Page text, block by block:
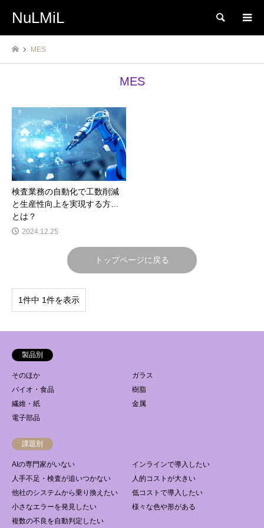
NuLMiL 検索
MES
MES
検査業務の自動化で工数削減
と生産性向上を実現する方法
とは？
2024.12.25
トップページに戻る
1件中 1件を表示
製品別
そのほか
ガラス
バイオ・食品
樹脂
繊維・紙
金属
電子部品
課題別
AIの専門家がいない
インラインで導入したい
人手不足・検査が追いつかない
人的コストが大きい
他社のシステムから乗り換えたい
低コストで導入したい
小さなエラーを発見したい
様々な色や形がある
複数の不良を自動判定したい